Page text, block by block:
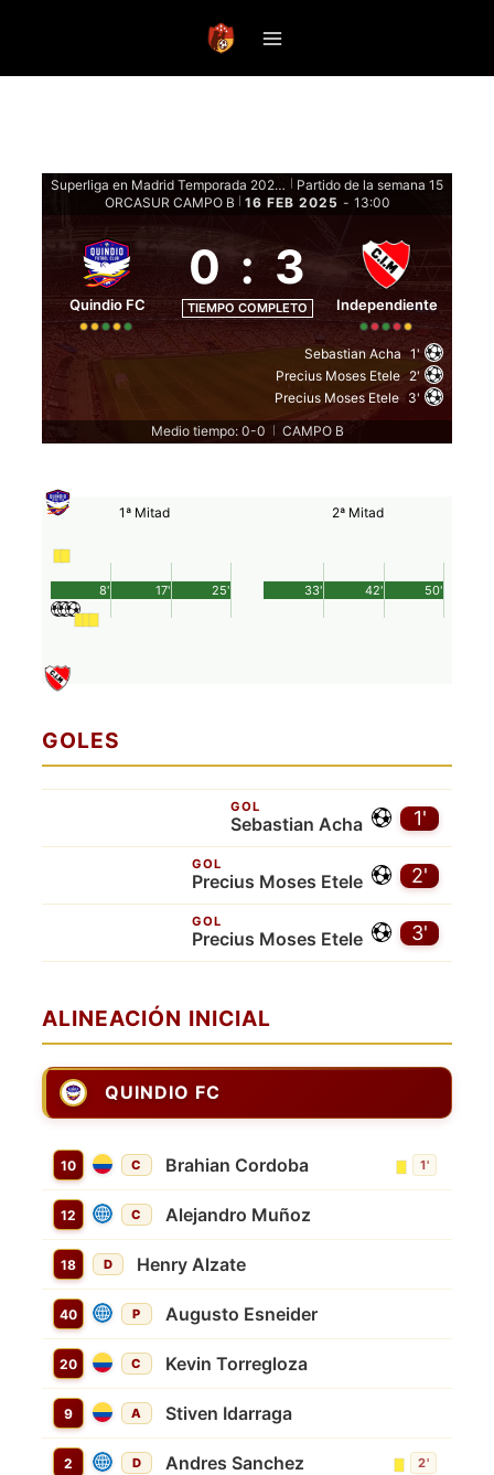
Superliga en Madrid Temporada 2024-25 - Fase de grupos
Partido de la semana 15
ORCASUR CAMPO B
16 FEB 2025 - 13:00
Quindio FC
0 : 3
TIEMPO COMPLETO Independiente
Sebastian Acha 1'
Precius Moses Etele 2'
Precius Moses Etele 3'
Medio tiempo: 0-0
CAMPO B
1ª Mitad
25'
8' 17'
2ª Mitad
50'
33' 42'
GOLES
1'
GOL
Sebastian Acha
2'
GOL
Precius Moses Etele
3'
GOL
Precius Moses Etele
ALINEACIÓN INICIAL
QUINDIO FC
10 C Brahian Cordoba 1'
12 C Alejandro Muñoz
18 D Henry Alzate
40 P Augusto Esneider
20 C Kevin Torregloza
9 A Stiven Idarraga
2 D Andres Sanchez 2'